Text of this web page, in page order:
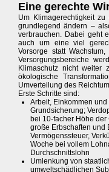
Eine gerechte
Um Klimagerechtigkeit
grundlegend ändern –
verbrauchen. Dabei geht
auch um eine viel
Vorsorge statt
Versorgungsbereiche
Klimaschutz nicht
ökologische
Umverteilung des
Erste Schritte sind:
Arbeit, Einkommen
Grundsicherung;
bei 10-facher Höhe
große Erbschaften und
Vermögenssteuer,
Woche bei vollem
Durchschnittslohn
Umlenkung von
umweltschädlichen